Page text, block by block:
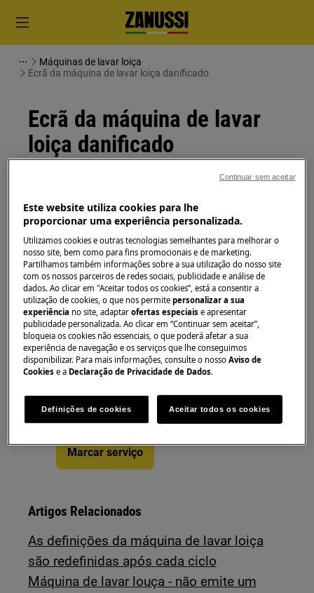
Máquinas de lavar loiça
Ecrã da máquina de lavar loiça danificado
Ecrã da máquina de lavar
loiça danificado
Se o ecrã da sua máquina de lavar loiça estiver
danificado, contacte a Electrolux para solicitar a
substituição.
Este artigo foi útil?
Precisa de assistência
Não se preocupe. Aceda à nossa
reserve a reparação.
Marcar serviço
Artigos Relacionados
As definições da máquina de lavar loiça
são redefinidas após cada ciclo
Máquina de lavar louça - não emite um
Este website utiliza cookies para lhe
proporcionar uma experiência personalizada.
Utilizamos cookies e outras tecnologias semelhantes para melhorar o
nosso site, bem como para fins promocionais e de marketing.
Partilhamos também informações sobre a sua utilização do nosso site
com os nossos parceiros de redes sociais, publicidade e análise de
dados. Ao clicar em "Aceitar todos os cookies”, está a consentir a
utilização de cookies, o que nos permitepersonalizar a sua
experiência no site, adaptarofertas especiaise apresentar
publicidade personalizada. Ao clicar em “Continuar sem aceitar”,
bloqueia os cookies não essenciais, o que poderá afetar a sua
experiência de navegação e os serviços que lhe conseguimos
disponibilizar. Para mais informações, consulte o nossoAviso de
Cookies e a Declaração de Privacidade de Dados.
Definições de cookies Aceitar todos os cookies
Continuar sem aceitar